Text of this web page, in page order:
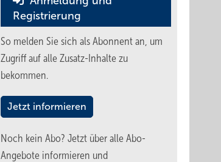
Registrierung
So melden Sie sich als Abonnent an, um
Zugriff auf alle Zusatz-Inhalte zu
bekommen.
Jetzt informieren
Noch kein Abo? Jetzt über alle Abo-
Angebote informieren und